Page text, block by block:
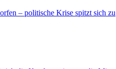
– politische Krise spitzt sich zu